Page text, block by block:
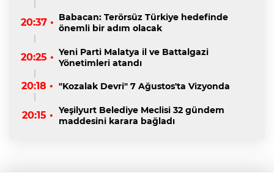
20:37 • Babacan: Terörsüz Türkiye hedefinde
önemli bir adım olacak
20:25 • Yeni Parti Malatya il ve Battalgazi
Yönetimleri atandı
20:18 • "Kozalak Devri" 7 Ağustos'ta Vizyonda
20:15 • Yeşilyurt Belediye Meclisi 32 gündem
maddesini karara bağladı